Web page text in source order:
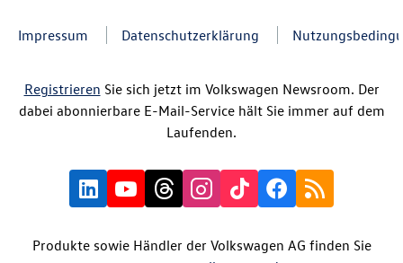
Impressum Datenschutzerklärung
Registrieren Sie sich jetzt im Volkswagen Newsroom. Der
dabei abonnierbare E-Mail-Service hält Sie immer auf dem
Laufenden.
Produkte sowie Händler der Volkswagen AG finden Sie